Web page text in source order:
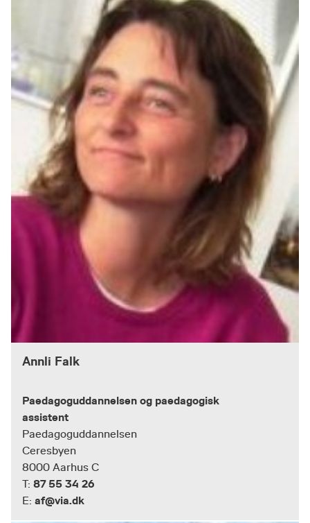
Annli Falk
Paedagoguddannelsen og paedagogisk
assistent
Paedagoguddannelsen
Ceresbyen
8000 Aarhus C
T: 87 55 34 26
E: af@via.dk